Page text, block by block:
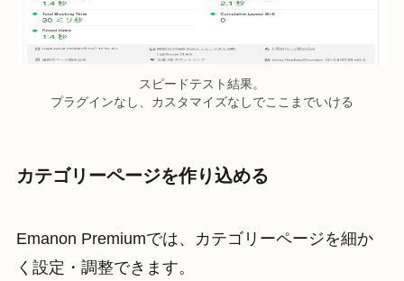
スピードテスト結果。
プラグインなし、カスタマイズなしでここまでいける
カテゴリーページを作り込める
Emanon Premiumでは、カテゴリーページを細か
く設定・調整できます。